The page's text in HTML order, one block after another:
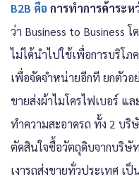
B2B คือ การทำการค้าระห
ว่า Business to Business
ไม่ได้นำไปใช้เพื่อการบริโ
เพื่อจัดจำหน่ายอีกที ยกตัวอ
ขายส่งผ้าไมโครไฟเบอร์ แ
ทำความสะอาดรถ ทั้ง 2 บ
ตัดสินใจซื้อวัตถุดิบจากบริษั
เงารถส่งขายทั่วประเทศ เ